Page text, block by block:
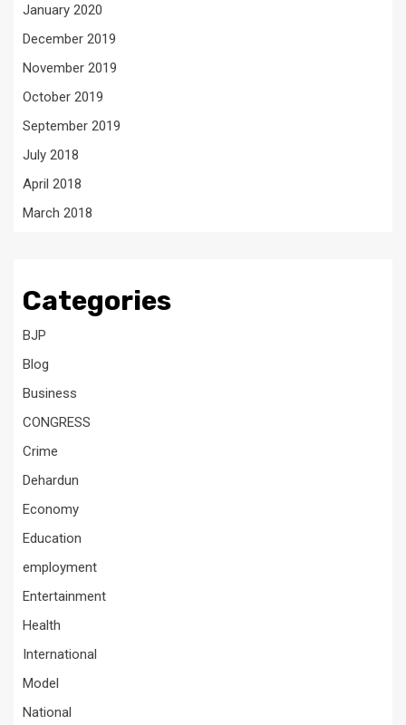
January 2020
December 2019
November 2019
October 2019
September 2019
July 2018
April 2018
March 2018
Categories
BJP
Blog
Business
CONGRESS
Crime
Dehardun
Economy
Education
employment
Entertainment
Health
International
Model
National